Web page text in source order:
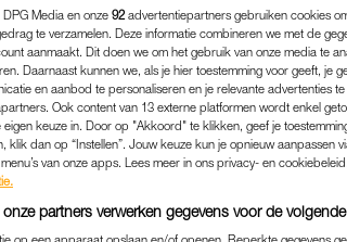
DPG Media en onze 92 advertentiepartners gebruiken cookies
te verzamelen. Deze informatie combineren we met de
aanmaakt. Dit doen we om het gebruik van onze media te
Daarnaast kunnen we, als je hier toestemming voor geeft, je
en aanbod te personaliseren en je relevante advertenties
Ook content van 13 externe platformen wordt enkel
eigen keuze in. Door op "Akkoord" te klikken, geef je
klik dan op “Instellen”. Jouw keuze kun je opnieuw aanpassen
van onze apps. Lees meer in ons privacy- en cookiebeleid.
partners verwerken gegevens voor de